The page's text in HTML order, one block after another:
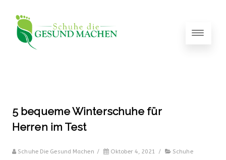
5 bequeme Winterschuhe für
Herren im Test
Schuhe Die Gesund Machen / Oktober 4, 2021 / Schuhe